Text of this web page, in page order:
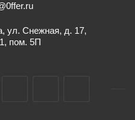
ул. Снежная, д. 17,
пом. 5П